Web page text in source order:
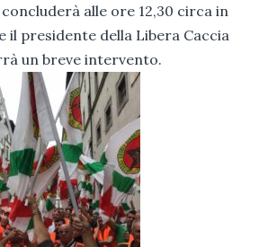
alle ore 12,30 circa in
il presidente della Libera Caccia
un breve intervento.